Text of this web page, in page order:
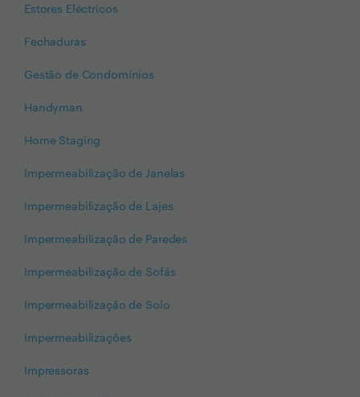
Estores Eléctricos
Fechaduras
Gestão de Condomínios
Handyman
Home Staging
Impermeabilização de Janelas
Impermeabilização de Lajes
Impermeabilização de Paredes
Impermeabilização de Sofás
Impermeabilização de Solo
Impermeabilizações
Impressoras